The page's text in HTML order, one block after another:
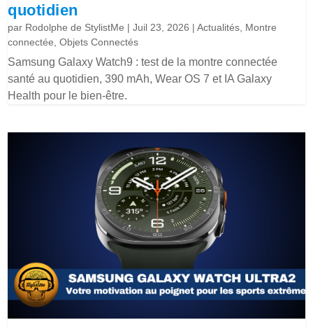
quotidien
par Rodolphe de StylistMe |Juil 23, 2026 |Actualités Montre
connectée ,Objets Connectés
Samsung Galaxy Watch9 : test de la montre connectée
santé au quotidien, 390 mAh, Wear OS 7 et IA Galaxy
Health pour le bien-être.